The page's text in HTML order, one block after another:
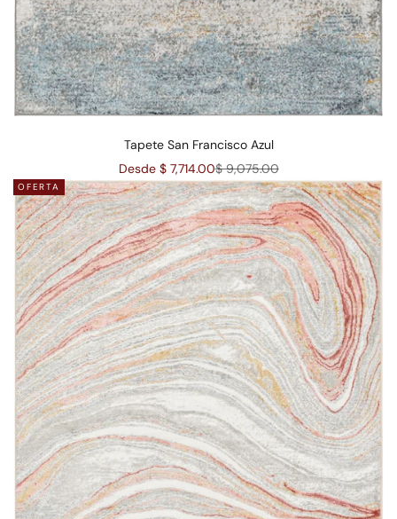
Tapete San Francisco Azul
Precio de oferta
Desde $ 7,714.00Precio normal
$ 9,075.00
OFERTA